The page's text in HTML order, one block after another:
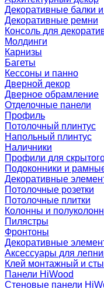
Декоративные балки и
Декоративные ремни
Консоль для
Молдинги
Карнизы
Багеты
Кессоны и панно
Дверной декор
Дверное обрамление
Отделочные панели
Профиль
Потолочный плинтус
Напольный плинтус
Наличники
Профили для
Подоконники и
Декоративные
Потолочные розетки
Потолочные плитки
Колонны и
Пилястры
Фронтоны
Декоративные
Аксессуары для
Клей монтажный и
Панели HiWood
Стеновые панели